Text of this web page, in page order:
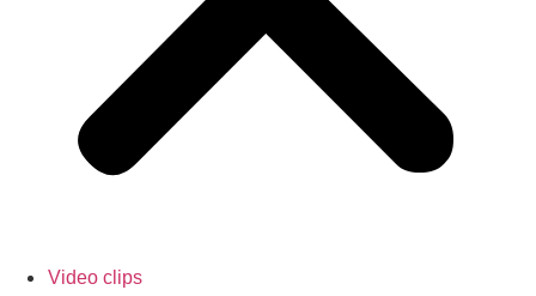
Video clips